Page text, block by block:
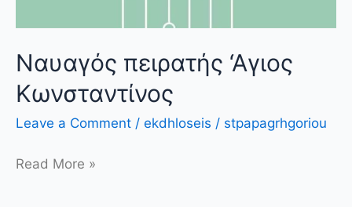
Ναυαγός πειρατής ‘Αγιος
Κωνσταντίνος
Leave a Comment / ekdhloseis / stpapagrhgoriou
Read More »